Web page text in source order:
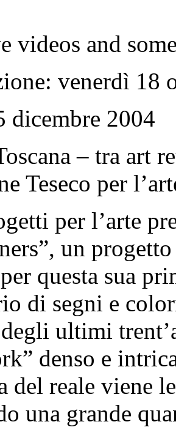
videos and
venerdì 18
dicembre 2004
– tra art
Teseco per
per l’arte
un
questa sua
di segni e
ultimi
denso e
del reale viene
una grande